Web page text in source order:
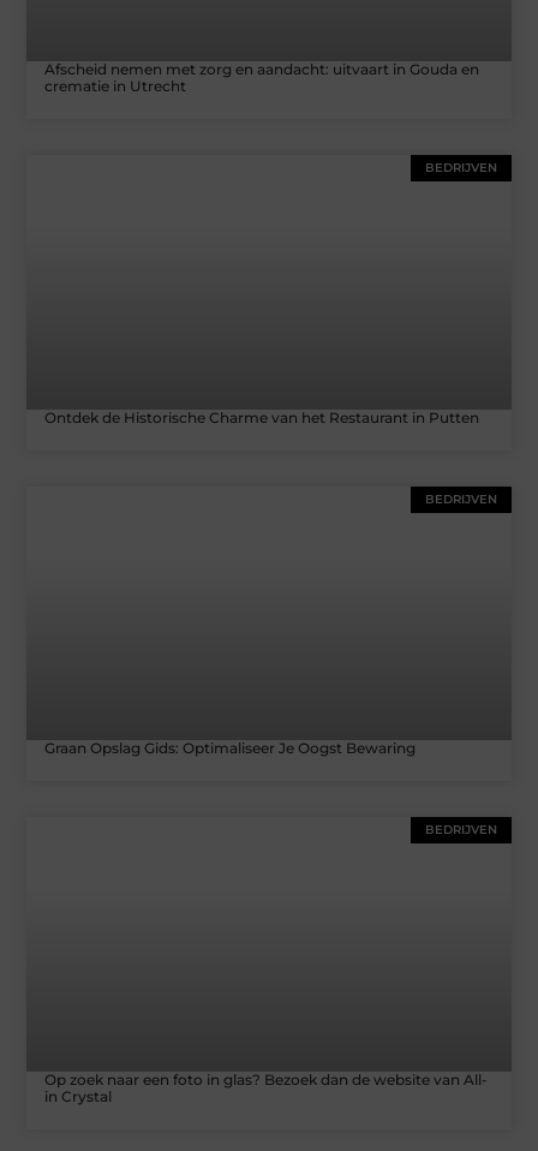
Afscheid nemen met zorg en aandacht: uitvaart in Gouda en
crematie in Utrecht
BEDRIJVEN
Ontdek de Historische Charme van het Restaurant in Putten
BEDRIJVEN
Graan Opslag Gids: Optimaliseer Je Oogst Bewaring
BEDRIJVEN
Op zoek naar een foto in glas? Bezoek dan de website van All-
in Crystal